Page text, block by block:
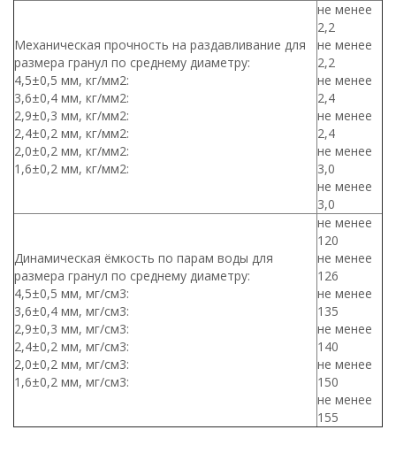
Механическая прочность на раздавливание для
размера гранул по среднему диаметру:
4,5±0,5 мм, кг/мм2:
3,6±0,4 мм, кг/мм2:
2,9±0,3 мм, кг/мм2:
2,4±0,2 мм, кг/мм2:
2,0±0,2 мм, кг/мм2:
1,6±0,2 мм, кг/мм2:
не менее
2,2
не менее
2,2
не менее
2,4
не менее
2,4
не менее
3,0
не менее
3,0
Динамическая ёмкость по парам воды для
размера гранул по среднему диаметру:
4,5±0,5 мм, мг/см3:
3,6±0,4 мм, мг/см3:
2,9±0,3 мм, мг/см3:
2,4±0,2 мм, мг/см3:
2,0±0,2 мм, мг/см3:
1,6±0,2 мм, мг/см3:
не менее
120
не менее
126
не менее
135
не менее
140
не менее
150
не менее
155